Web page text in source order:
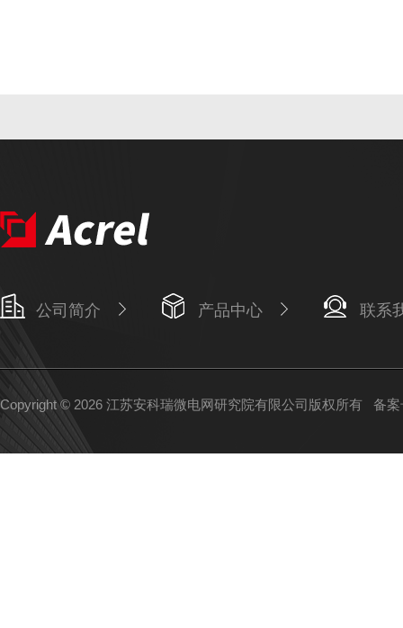
公司简介 产品中心 联系
Copyright © 2026 江苏安科瑞微电网研究院有限公司版权所有 备案